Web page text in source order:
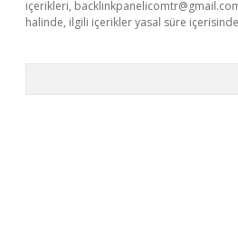
içerikleri,
halinde, ilgili içerikler yasal süre